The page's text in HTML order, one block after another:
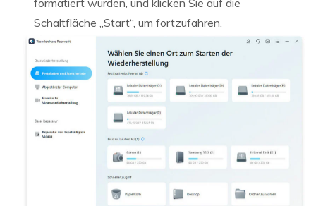
Schaltfläche „Start“, um fortzufahren.